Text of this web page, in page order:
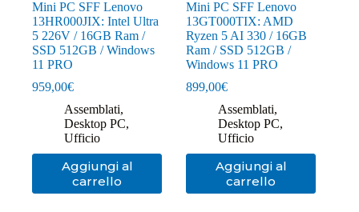
Mini PC SFF Lenovo
13HR000JIX: Intel Ultra
5 226V / 16GB Ram /
SSD 512GB / Windows
11 PRO
959,00€
Assemblati,
Desktop PC,
Ufficio
Aggiungi al
carrello
Mini PC SFF Lenovo
13GT000TIX: AMD
Ryzen 5 AI 330 / 16GB
Ram / SSD 512GB /
Windows 11 PRO
899,00€
Assemblati,
Desktop PC,
Ufficio
Aggiungi al
carrello